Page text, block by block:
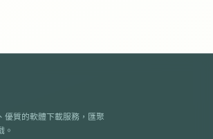
優質的軟體下載服務，匯聚
。